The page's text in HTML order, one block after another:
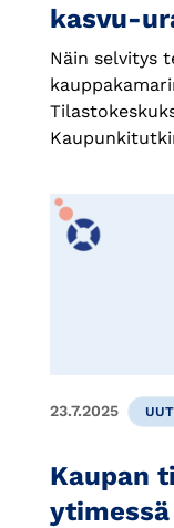
kasvu-
Näin selvitys
23.7.2025
Kaupan